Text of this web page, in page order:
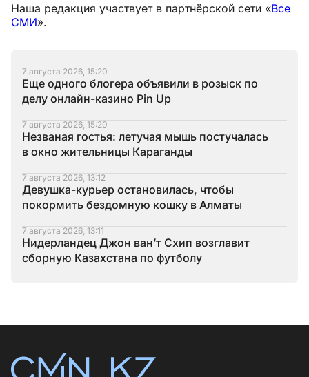
Наша редакция участвует в партнёрской сети «Все
СМИ».
7 августа 2026, 15:20
Еще одного блогера объявили в розыск по
делу онлайн-казино Pin Up
7 августа 2026, 15:20
Незваная гостья: летучая мышь постучалась
в окно жительницы Караганды
7 августа 2026, 13:12
Девушка-курьер остановилась, чтобы
покормить бездомную кошку в Алматы
7 августа 2026, 13:11
Нидерландец Джон ван’т Схип возглавит
сборную Казахстана по футболу